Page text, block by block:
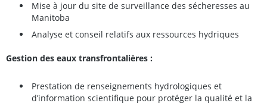
Mise à jour du site de surveillance des sécheresses au
Manitoba
Analyse et conseil relatifs aux ressources hydriques
Gestion des eaux transfrontalières :
Prestation de renseignements hydrologiques et
d’information scientifique pour protéger la qualité et la